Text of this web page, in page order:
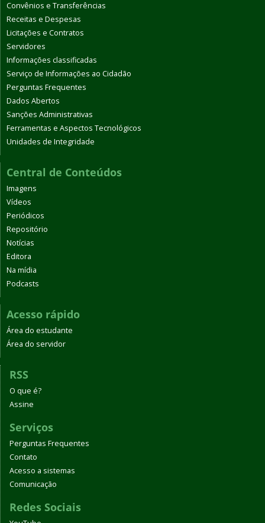
Convênios e Transferências
Receitas e Despesas
Licitações e Contratos
Servidores
Informações classificadas
Serviço de Informações ao Cidadão
Perguntas Frequentes
Dados Abertos
Sanções Administrativas
Ferramentas e Aspectos Tecnológicos
Unidades de Integridade
Central de Conteúdos
Imagens
Vídeos
Periódicos
Repositório
Notícias
Editora
Na mídia
Podcasts
Acesso rápido
Área do estudante
Área do servidor
RSS
O que é?
Assine
Serviços
Perguntas Frequentes
Contato
Acesso a sistemas
Comunicação
Redes Sociais